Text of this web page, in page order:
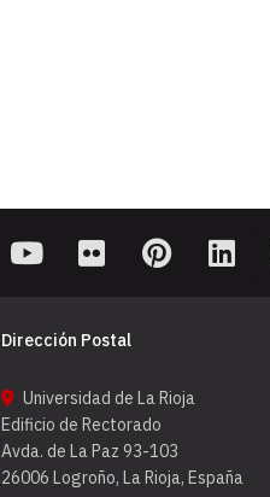
Dirección Postal
Universidad de La Rioja
Edificio de Rectorado
Avda. de La Paz 93-103
26006 Logroño, La Rioja, España